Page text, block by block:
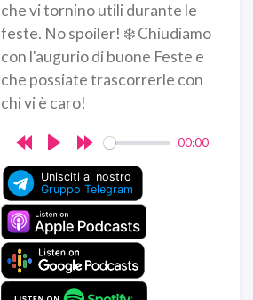
che vi tornino utili durante le
feste. No spoiler! ❄️ Chiudiamo
con l'augurio di buone Feste e
che possiate trascorrerle con
chi vi è caro!
Rewind
10s
Play Forward
10s
00:00